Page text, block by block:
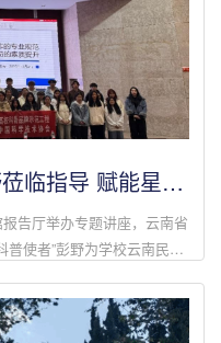
临指导 赋能星火
告厅举办专题讲座，云南省
普使者”彭野为学校云南民族